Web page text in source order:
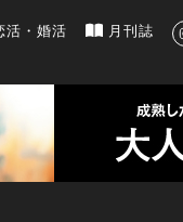
ルメ、洗練されたライ
・婚活 月刊誌